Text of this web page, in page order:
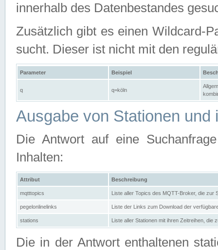
innerhalb des Datenbestandes
Zusätzlich gibt es einen Wildcard-
sucht. Dieser ist nicht mit den
Parameter Beispiel
q q=köln
Ausgabe von Stationen und
Die Antwort auf eine
Inhalten:
Attribut Beschreibung
mqtttopics Liste aller Topics des MQTT-Broker, die zur
pegelonlinelinks Liste der Links zum Download der
stations Liste aller Stationen mit ihren Zeitreihen, die
Die in der Antwort enthaltenen